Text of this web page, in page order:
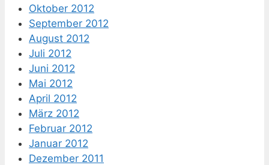
Oktober 2012
September 2012
August 2012
Juli 2012
Juni 2012
Mai 2012
April 2012
März 2012
Februar 2012
Januar 2012
Dezember 2011